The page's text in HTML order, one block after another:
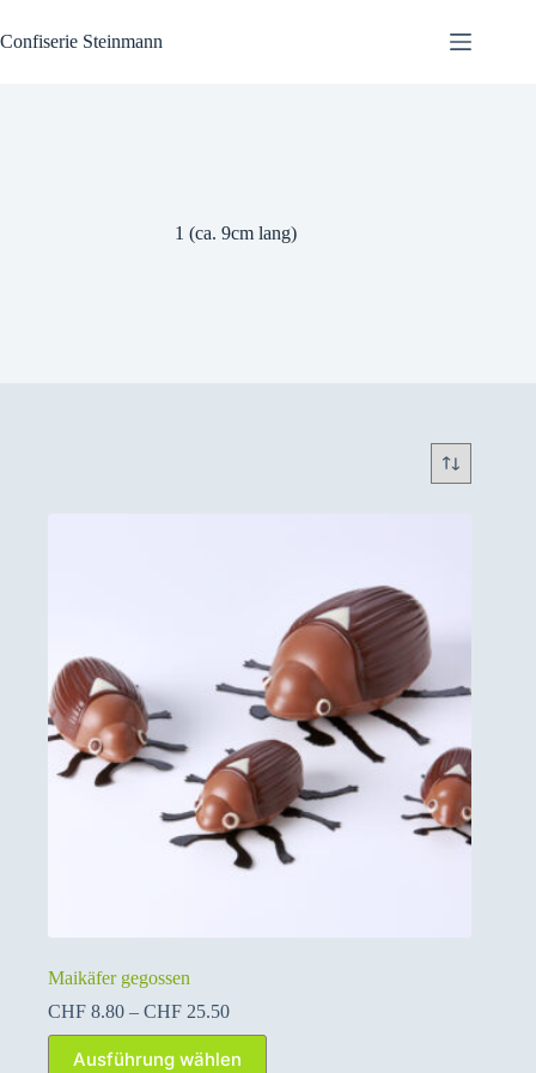
Inhalt
springen
Confiserie Steinmann
1 (ca. 9cm lang)
Maikäfer gegossen
CHF 8.80 – CHF 25.50Preisspanne:
CHF 8.80
bis
Ausführung wählen
Dieses
Produkt